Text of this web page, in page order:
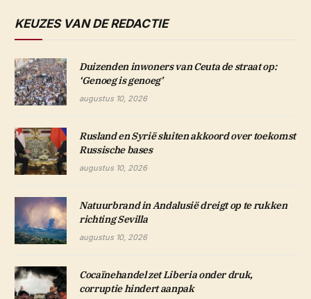
KEUZES VAN DE REDACTIE
Duizenden inwoners van Ceuta de straat op:
‘Genoeg is genoeg’
augustus 10, 2026
Rusland en Syrië sluiten akkoord over toekomst
Russische bases
augustus 10, 2026
Natuurbrand in Andalusië dreigt op te rukken
richting Sevilla
augustus 10, 2026
Cocaïnehandel zet Liberia onder druk,
corruptie hindert aanpak